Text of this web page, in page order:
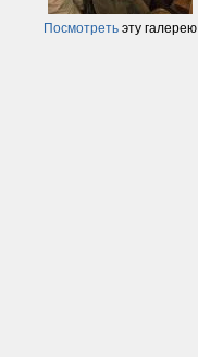
Посмотреть эту галерею